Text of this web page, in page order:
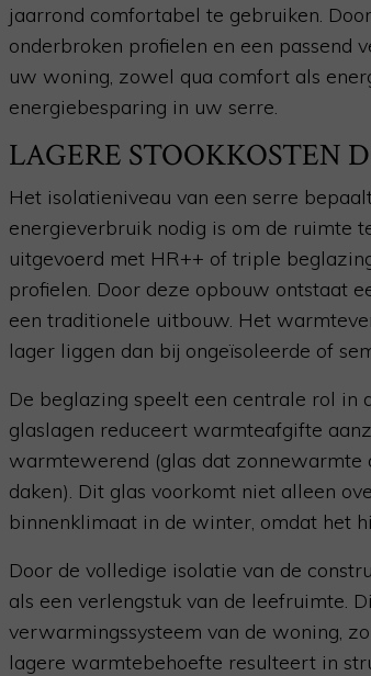
jaarrond comfortabel te gebruiken.
onderbroken profielen en een passend
uw woning, zowel qua comfort als
energiebesparing in uw serre.
LAGERE STOOKKOSTEN
Het isolatieniveau van een serre
energieverbruik nodig is om de ruimte
uitgevoerd met HR++ of triple
profielen. Door deze opbouw ontstaat
een traditionele uitbouw. Het
lager liggen dan bij ongeïsoleerde of
De beglazing speelt een centrale rol in
glaslagen reduceert warmteafgifte
warmtewerend (glas dat zonnewarmte
daken). Dit glas voorkomt niet alleen
binnenklimaat in de winter, omdat het
Door de volledige isolatie van de
als een verlengstuk van de leefruimte.
verwarmingssysteem van de woning,
lagere warmtebehoefte resulteert in